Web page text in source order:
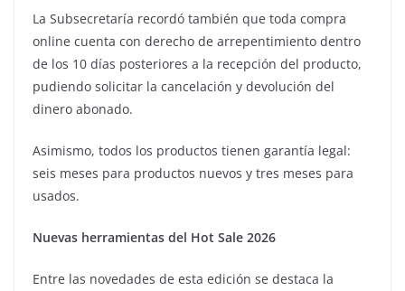
La Subsecretaría recordó también que toda compra
online cuenta con derecho de arrepentimiento dentro
de los 10 días posteriores a la recepción del producto,
pudiendo solicitar la cancelación y devolución del
dinero abonado.
Asimismo, todos los productos tienen garantía legal:
seis meses para productos nuevos y tres meses para
usados.
Nuevas herramientas del Hot Sale 2026
Entre las novedades de esta edición se destaca la